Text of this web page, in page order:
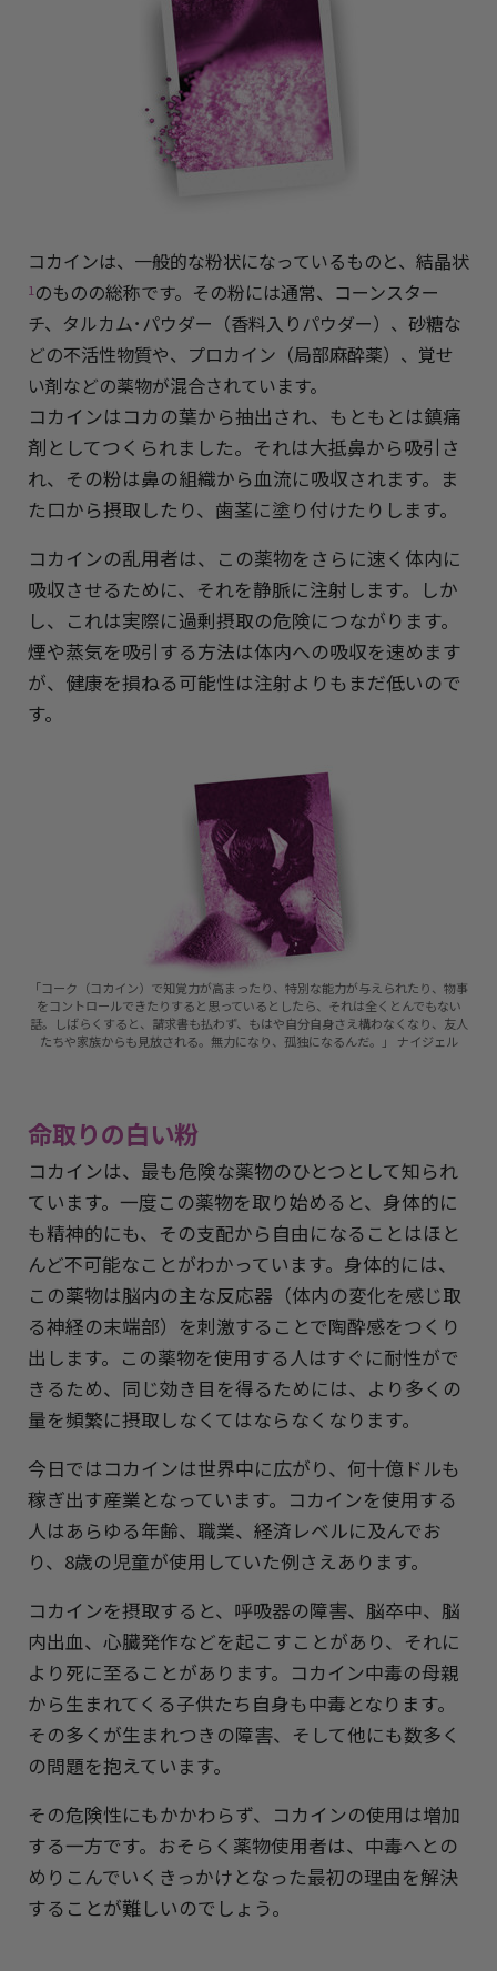
コカインは、 一般的な粉状になっているものと、結晶状
1 のものの総称です。その粉には通常、コーンスター
チ、タルカム･パウダー（香料入りパウダー）、砂糖な
どの不活性物質や、プロカイン（局部麻酔薬）、覚せ
い剤などの薬物が混合されています。
コカインはコカの葉から抽出され、もともとは鎮痛
剤としてつくられました。それは大抵鼻から吸引さ
れ、その粉は鼻の組織から血流に吸収されます。ま
た口から摂取したり、歯茎に塗り付けたりします。
コカインの乱用者は、この薬物をさらに速く体内に
吸収させるために、それを静脈に注射します。しか
し、これは実際に過剰摂取の危険につながります。
煙や蒸気を吸引する方法は体内への吸収を速めます
が、健康を損ねる可能性は注射よりもまだ低いので
す。
「コーク（コカイン）で知覚力が高まったり、特別な能力が与えられたり、物事
をコントロールできたりすると思っているとしたら、それは全くとんでもない
話。しばらくすると、請求書も払わず、もはや自分自身さえ構わなくなり、友人
たちや家族からも見放される。無力になり、孤独になるんだ。」 ナイジェル
命取りの白い粉
コカインは、最も危険な薬物のひとつとして知られ
ています。一度この薬物を取り始めると、身体的に
も精神的にも、その支配から自由になることはほと
んど不可能なことがわかっています。身体的には、
この薬物は脳内の主な反応器（体内の変化を感じ取
る神経の末端部）を刺激することで陶酔感をつくり
出します。この薬物を使用する人はすぐに耐性がで
きるため、同じ効き目を得るためには、より多くの
量を頻繁に摂取しなくてはならなくなります。
今日ではコカインは世界中に広がり、何十億ドルも
稼ぎ出す産業となっています。コカインを使用する
人はあらゆる年齢、職業、経済レベルに及んでお
り、8歳の児童が使用していた例さえあります。
コカインを摂取すると、呼吸器の障害、脳卒中、脳
内出血、心臓発作などを起こすことがあり、それに
より死に至ることがあります。コカイン中毒の母親
から生まれてくる子供たち自身も中毒となります。
その多くが生まれつきの障害、そして他にも数多く
の問題を抱えています。
その危険性にもかかわらず、コカインの使用は増加
する一方です。おそらく薬物使用者は、中毒へとの
めりこんでいくきっかけとなった最初の理由を解決
することが難しいのでしょう。